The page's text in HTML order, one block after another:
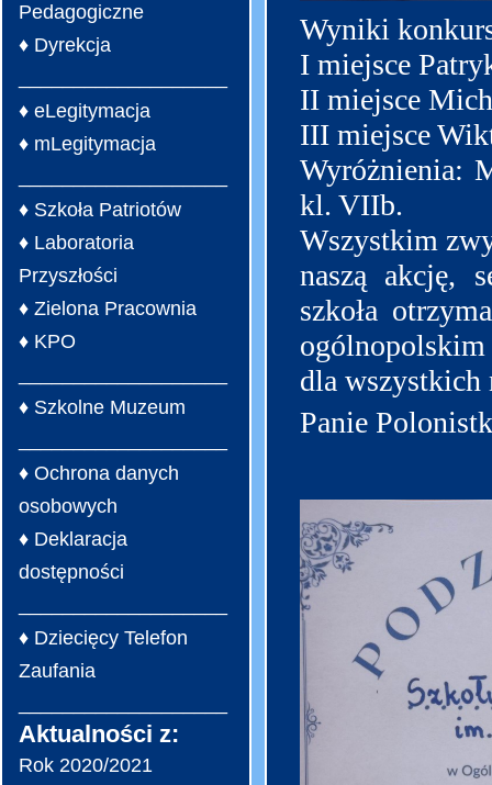
Pedagogiczne
♦ Dyrekcja
♦ eLegitymacja
♦ mLegitymacja
♦ Szkoła Patriotów
♦ Laboratoria
Przyszłości
♦ Zielona Pracownia
♦ KPO
♦ Szkolne Muzeum
♦ Ochrona danych
osobowych
♦ Deklaracja
dostępności
♦ Dziecięcy Telefon
Zaufania
Aktualności z:
Rok 2020/2021
Wyniki
I miejsce
II miejsce
III miejsce
Wyróżnienia:
kl. VIIb.
Wszystkim
naszą akcję,
szkoła
dla wszystkich
Panie